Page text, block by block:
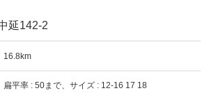
延142-2
16.8km
扁平率 : 50まで、サイズ : 12-16 17 18